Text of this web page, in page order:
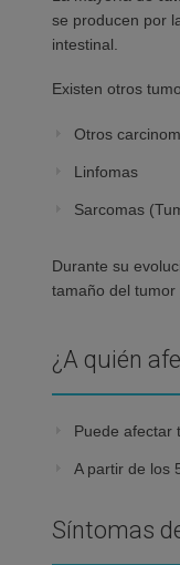
se producen por
intestinal.
Existen otros
Otros
Linfomas
Sarcomas
Durante su
tamaño del
¿A quién
Puede afectar
A partir de los
Síntomas